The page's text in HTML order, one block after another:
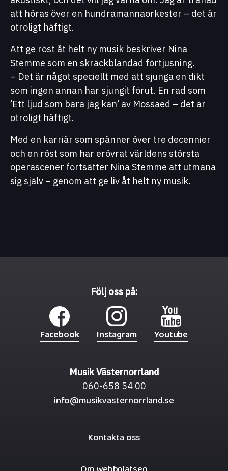
att höras över en hundramannaorkester – det är
otroligt häftigt.
Att ge röst åt helt ny musik beskriver Nina
Stemme som en skräckblandad förtjusning.
– Det är något speciellt med att sjunga en dikt
som ingen annan har sjungit förut. En rad som
’Ett ljud som bara jag kan’ av Mossaed – det är
otroligt häftigt.
Med en karriär som spänner över tre decennier
och en röst som har erövrat världens största
operascener fortsätter Nina Stemme att utmana
sig själv – genom att ge liv åt helt ny musik.
Musik Västernorrland
060-658 54 00
info@musikvasternorrland.se
Kontakta oss
Följ oss på:
Facebook Instagram Youtube